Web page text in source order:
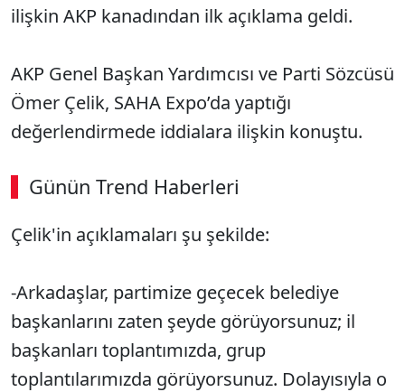
ilişkin AKP kanadından ilk açıklama geldi.
AKP Genel Başkan Yardımcısı ve Parti Sözcüsü
Ömer Çelik, SAHA Expo’da yaptığı
değerlendirmede iddialara ilişkin konuştu.
Günün Trend Haberleri
Çelik'in açıklamaları şu şekilde:
-Arkadaşlar, partimize geçecek belediye
başkanlarını zaten şeyde görüyorsunuz; il
başkanları toplantımızda, grup
toplantılarımızda görüyorsunuz. Dolayısıyla o